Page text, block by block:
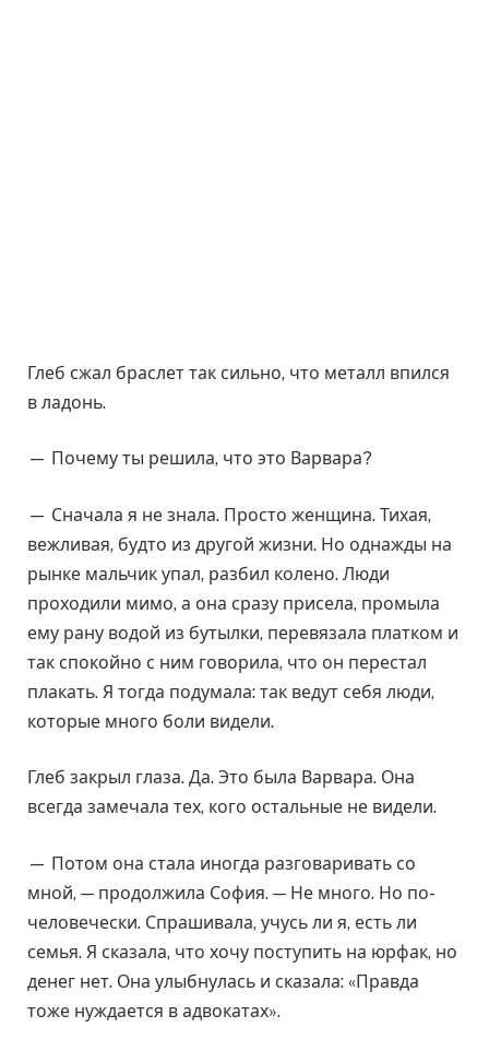
Глеб сжал браслет так сильно, что металл впился
в ладонь.
— Почему ты решила, что это Варвара?
— Сначала я не знала. Просто женщина. Тихая,
вежливая, будто из другой жизни. Но однажды на
рынке мальчик упал, разбил колено. Люди
проходили мимо, а она сразу присела, промыла
ему рану водой из бутылки, перевязала платком и
так спокойно с ним говорила, что он перестал
плакать. Я тогда подумала: так ведут себя люди,
которые много боли видели.
Глеб закрыл глаза. Да. Это была Варвара. Она
всегда замечала тех, кого остальные не видели.
— Потом она стала иногда разговаривать со
мной, — продолжила София. — Не много. Но по-
человечески. Спрашивала, учусь ли я, есть ли
семья. Я сказала, что хочу поступить на юрфак, но
денег нет. Она улыбнулась и сказала: «Правда
тоже нуждается в адвокатах».